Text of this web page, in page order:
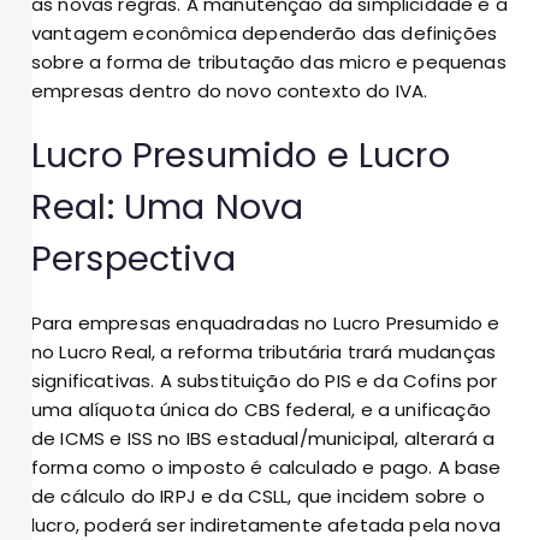
vantagem econômica dependerão das definições
sobre a forma de tributação das micro e pequenas
empresas dentro do novo contexto do IVA.
Lucro Presumido e Lucro
Real: Uma Nova
Perspectiva
Para empresas enquadradas no Lucro Presumido e
no Lucro Real, a reforma tributária trará mudanças
significativas. A substituição do PIS e da Cofins por
uma alíquota única do CBS federal, e a unificação
de ICMS e ISS no IBS estadual/municipal, alterará a
forma como o imposto é calculado e pago. A base
de cálculo do IRPJ e da CSLL, que incidem sobre o
lucro, poderá ser indiretamente afetada pela nova